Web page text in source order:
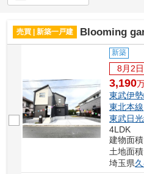
売買 | 新築一戸建 Blooming
新築
8月2
3,190
東武伊
東北本線
東武日
4LDK
建物面
土地面
埼玉県